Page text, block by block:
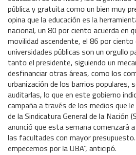
pública y gratuita como un bien muy
opina que la educación es la
nacional, un 80 por ciento acuerda en
movilidad ascendente, el 86 por ciento
universidades públicas son un orgullo
tanto el presidente, siguiendo un
desfinanciar otras áreas, como los
urbanización de los barrios populares,
auditarlas, lo que en este gobierno
campaña a través de los medios que
de la Sindicatura General de la Nación
anunció que esta semana comenzará
las facultades con mayor
empecemos por la UBA”, anticipó.